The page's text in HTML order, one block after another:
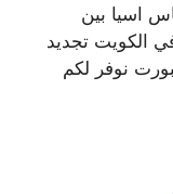
اسيا بين
الكويت تجديد
نوفر لكم